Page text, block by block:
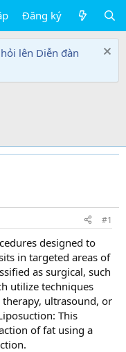
Đăng ký
lên Diễn đàn
#1
designed to
in targeted areas of
as surgical, such
utilize techniques
ultrasound, or
This
of fat using a